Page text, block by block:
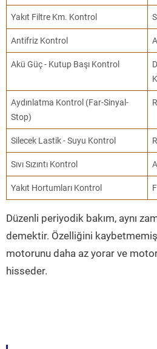
Yakıt Filtre Km. Kontrol
Antifriz Kontrol
Akü Güç - Kutup Başı Kontrol
Aydınlatma Kontrol (Far-Sinyal-
Stop)
Silecek Lastik - Suyu Kontrol
Sıvı Sızıntı Kontrol
Yakıt Hortumları Kontrol
Düzenli periyodik bakım, aynı
demektir. Özelliğini
motorunu daha az yorar ve
hisseder.